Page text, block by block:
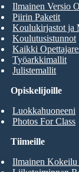
Opiskelijoille
Luokkahuoneeni
Photos For Class
Ilmainen Versio
Piirin Paketit
Koulukirjastot ja
Koulutusistunnot
Kaikki
Työarkkimallit
Julistemallit
Tiimeille
Ilmainen